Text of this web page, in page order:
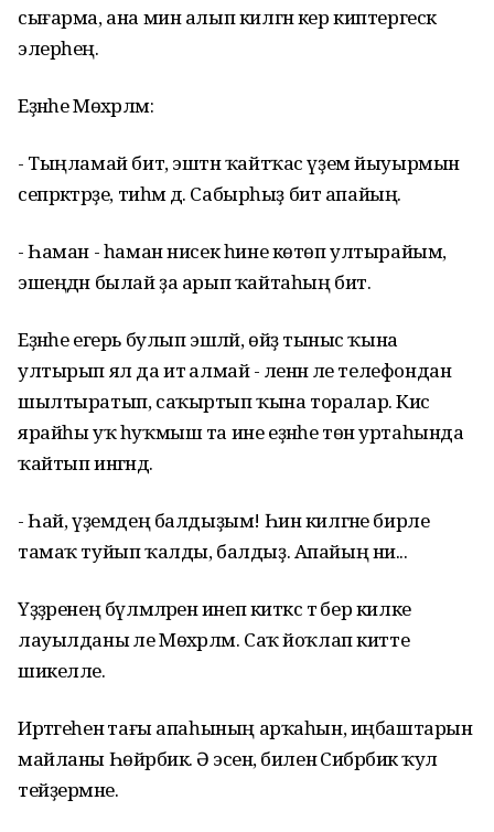
сығарма, ана мин алып килгән кер киптергескә
элерһең.
Еҙнәһе Мөхәрләм:
- Тыңламай бит, эштән ҡайтҡас үҙем йыуырмын
сепрәктәрҙе, тиһәм дә. Сабырһыҙ бит апайың.
- Һаман - һаман нисек һине көтөп ултырайым,
эшеңдән былай ҙа арып ҡайтаһың бит.
Еҙнәһе егерь булып эшләй, өйҙә тыныс ҡына
ултырып ял да итә алмай - әленән әле телефондан
шылтыратып, саҡыртып ҡына торалар. Кисә
ярайһы уҡ һуҡмыш та ине еҙнәһе төн уртаһында
ҡайтып ингәндә.
- Һай, үҙемдең балдыҙым! Һин килгәне бирле
тамаҡ туйып ҡалды, балдыҙ. Апайың ни...
Үҙҙәренең бүлмәләренә инеп киткәс тә бер килке
лауылданы әле Мөхәрләм. Саҡ йоҡлап китте
шикелле.
Иртәгеһенә тағы апаһының арҡаһын, иңбаштарын
майланы Һөйәрбикә. Ә эсенә, биленә Сибәрбикә ҡул
тейҙермәне.